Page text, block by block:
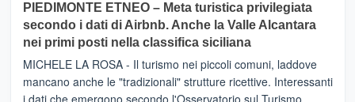
CATANIA
–
Inaugurato
il
nuovo
collegamento
PIEDIMONTE ETNEO – Meta turistica privilegiata
secondo i dati di Airbnb. Anche la Valle Alcantara
nei primi posti nella classifica siciliana
MICHELE LA ROSA - Il turismo nei piccoli comuni, laddove
mancano anche le "tradizionali" strutture ricettive. Interessanti